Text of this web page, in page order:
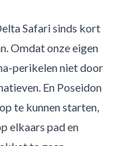
Safari sinds kort
Omdat onze eigen
perikelen niet door
En Poseidon
te kunnen starten,
elkaars pad en